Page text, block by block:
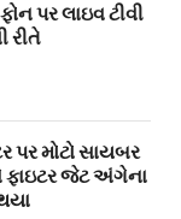
પર લાઇવ ટીવી
રીતે
પર મોટો સાયબર
ફાઇટર જેટ અંગેના